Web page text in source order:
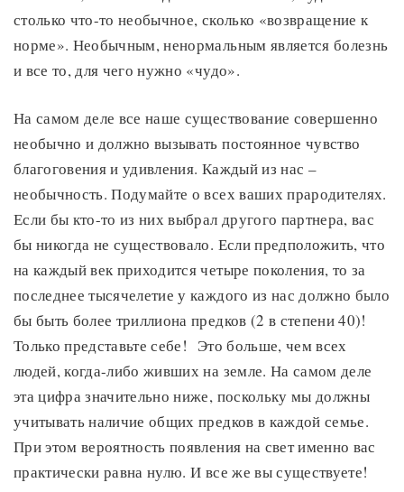
столько что-то необычное, сколько «возвращение к
норме». Необычным, ненормальным является болезнь
и все то, для чего нужно «чудо».
На самом деле все наше существование совершенно
необычно и должно вызывать постоянное чувство
благоговения и удивления. Каждый из нас –
необычность. Подумайте о всех ваших прародителях.
Если бы кто-то из них выбрал другого партнера, вас
бы никогда не существовало. Если предположить, что
на каждый век приходится четыре поколения, то за
последнее тысячелетие у каждого из нас должно было
бы быть более триллиона предков (2 в степени 40)!
Только представьте себе! Это больше, чем всех
людей, когда-либо живших на земле. На самом деле
эта цифра значительно ниже, поскольку мы должны
учитывать наличие общих предков в каждой семье.
При этом вероятность появления на свет именно вас
практически равна нулю. И все же вы существуете!